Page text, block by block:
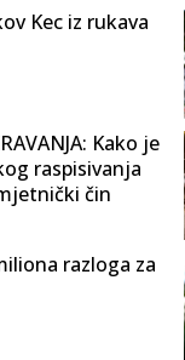
Kec iz rukava
Kako je
raspisivanja
čin
razloga za